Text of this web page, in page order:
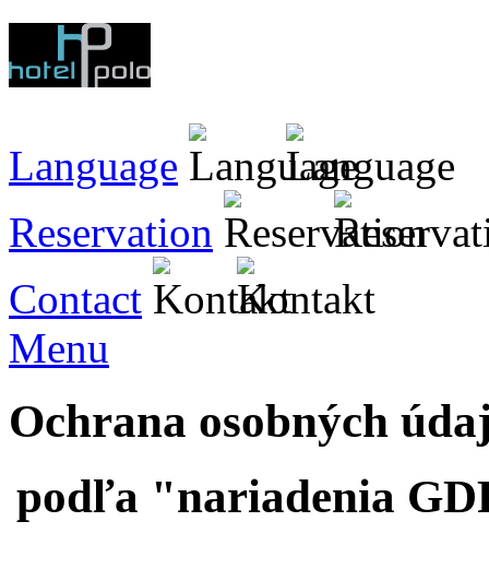
Language
Reservation
Contact
Menu
Ochrana osobných
podľa "nariadenia